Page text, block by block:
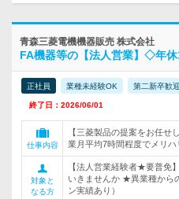
青森三菱電機機器販売 株式会社
FA機器等の【法人営業】◇年
正社員 業種未経験OK 第二新卒歓迎
終了日：2026/06/01
仕事内容
【三菱製品の提案をお任
業月平均7時間程度でメリハ
対象と
なる方
【法人営業経験者★要普免
いきませんか ★異業種から
ン実績あり）